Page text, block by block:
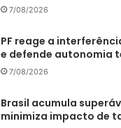
7/08/2026
PF reage a
e defende autonomia
7/08/2026
Brasil acumula
minimiza impacto de